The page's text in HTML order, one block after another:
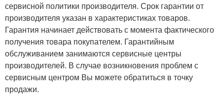
сервисной политики производителя. Срок гарантии от
производителя указан в характеристиках товаров.
Гарантия начинает действовать с момента фактического
получения товара покупателем. Гарантийным
обслуживанием занимаются сервисные центры
производителей. В случае возникновения проблем с
сервисным центром Вы можете обратиться в точку
продажи.